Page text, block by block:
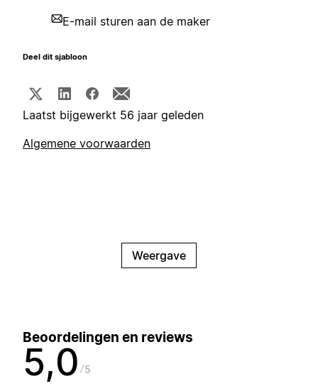
E-mail sturen aan de maker
Deel dit sjabloon
Laatst bijgewerkt 56 jaar geleden
Algemene voorwaarden
Weergave
Beoordelingen en reviews
5,0 5